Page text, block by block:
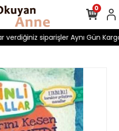
siparişler Aynı Gün Kargo!
0